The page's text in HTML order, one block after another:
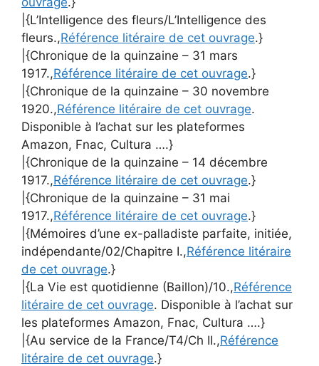
|{L’Intelligence des fleurs/L’Intelligence des
fleurs.,Référence litéraire de cet ouvrage.}
|{Chronique de la quinzaine – 31 mars
1917.,Référence litéraire de cet ouvrage.}
|{Chronique de la quinzaine – 30 novembre
1920.,Référence litéraire de cet ouvrage.
Disponible à l’achat sur les plateformes
Amazon, Fnac, Cultura ….}
|{Chronique de la quinzaine – 14 décembre
1917.,Référence litéraire de cet ouvrage.}
|{Chronique de la quinzaine – 31 mai
1917.,Référence litéraire de cet ouvrage.}
|{Mémoires d’une ex-palladiste parfaite, initiée,
indépendante/02/Chapitre I.,Référence litéraire
de cet ouvrage.}
|{La Vie est quotidienne (Baillon)/10.,Référence
litéraire de cet ouvrage. Disponible à l’achat sur
les plateformes Amazon, Fnac, Cultura ….}
|{Au service de la France/T4/Ch II.,Référence
litéraire de cet ouvrage.}